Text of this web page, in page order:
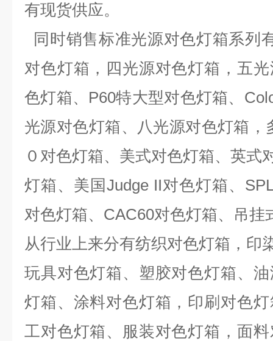
有现货供应。
同时销售标准光源对色灯箱系列
对色灯箱，四光源对色灯箱，五
色灯箱、P60特大型对色灯箱、
光源对色灯箱、八光源对色灯箱
０对色灯箱、美式对色灯箱、英式
灯箱、美国Judge II对色灯箱、
对色灯箱、CAC60对色灯箱、吊挂
从行业上来分有纺织对色灯箱，印
玩具对色灯箱、塑胶对色灯箱、
灯箱、涂料对色灯箱，印刷对色
工对色灯箱、服装对色灯箱，面